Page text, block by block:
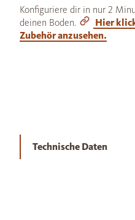
Konfiguriere dir in nur 2
deinen Boden.
Hier
Zubehör anzusehen.
Technische Daten